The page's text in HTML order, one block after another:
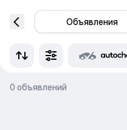
Объявления
0 объявлений